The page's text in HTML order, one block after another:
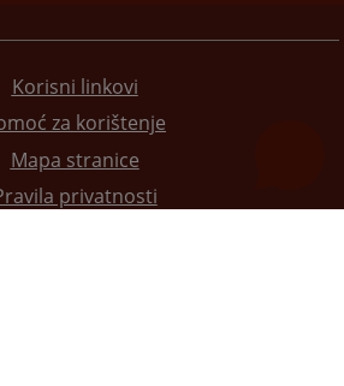
Korisni linkovi
za korištenje
Mapa stranice
privatnosti